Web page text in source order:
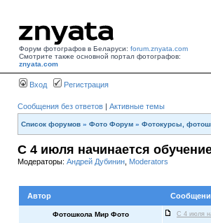
Форум фотографов в Беларуси: forum.znyata.com
Смотрите также основной портал фотографов:
znyata.com
Вход Регистрация
Сообщения без ответов | Активные темы
Список форумов » Фото Форум » Фотокурсы,
С 4 июля начинается
Модераторы: Андрей Дубинин Moderators
Автор
Фотошкола Мир Фото С 4 июля